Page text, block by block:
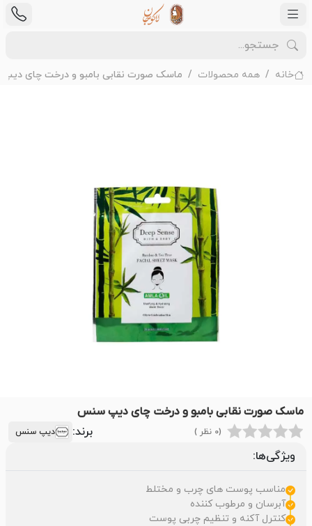
خانه همه محصولات ماسک صورت نقابی بامبو و درخت چای
ماسک صورت نقابی بامبو و درخت چای دیپ سنس
(0 نظر ) برند: دیپ سنس
ویژگی‌ها:
مناسب پوست های چرب و مختلط
آبرسان و مرطوب کننده
کنترل آکنه و تنظیم چربی پوست